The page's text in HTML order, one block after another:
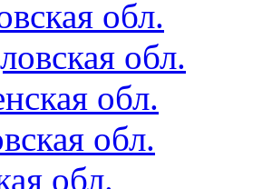
обл.
обл.
обл.
обл.
обл.